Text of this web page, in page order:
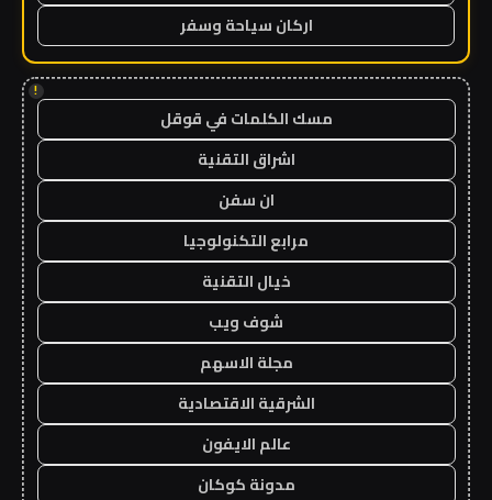
اركان سياحة وسفر
!
مسك الكلمات في قوقل
اشراق التقنية
ان سفن
مرابع التكنولوجيا
خيال التقنية
شوف ويب
مجلة الاسهم
الشرقية الاقتصادية
عالم الايفون
مدونة كوكان